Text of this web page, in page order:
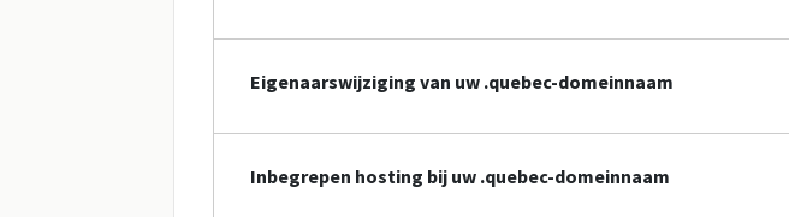
Eigenaarswijziging van uw .quebec-domeinnaam
Inbegrepen hosting bij uw .quebec-domeinnaam